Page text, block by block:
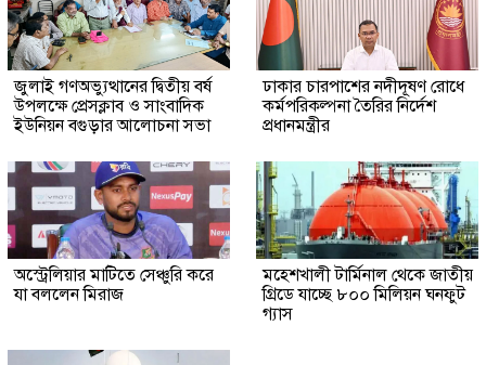
জুলাই গণঅভ্যুত্থানের দ্বিতীয় বর্ষ
উপলক্ষে প্রেসক্লাব ও সাংবাদিক
ইউনিয়ন বগুড়ার আলোচনা সভা
ঢাকার চারপাশের নদীদূষণ রোধে
কর্মপরিকল্পনা তৈরির নির্দেশ
প্রধানমন্ত্রীর
অস্ট্রেলিয়ার মাটিতে সেঞ্চুরি করে
যা বললেন মিরাজ
মহেশখালী টার্মিনাল থেকে জাতীয়
গ্রিডে যাচ্ছে ৮০০ মিলিয়ন ঘনফুট
গ্যাস